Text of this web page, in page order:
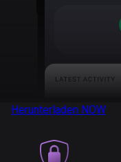
Herunterladen NOW